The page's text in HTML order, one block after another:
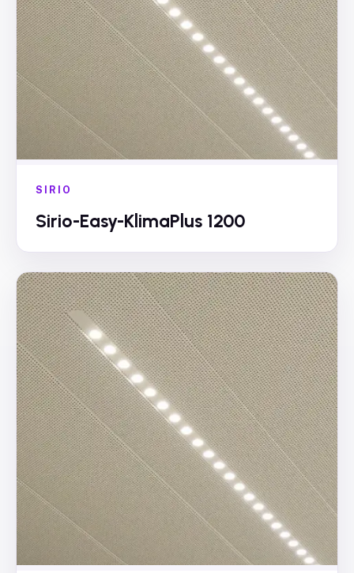
SIRIO
Sirio-Easy-KlimaPlus 1200